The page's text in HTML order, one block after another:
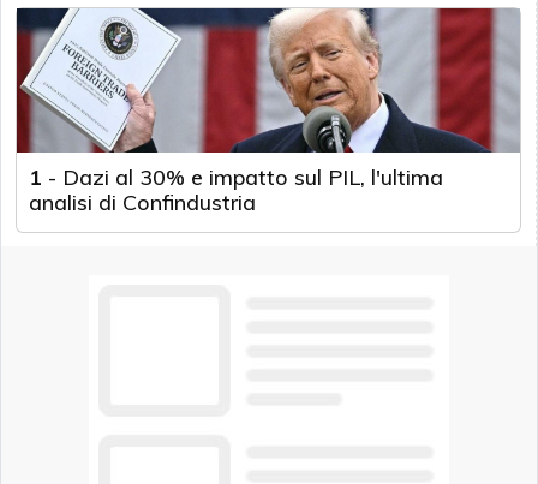
1 - Dazi al 30% e impatto sul PIL, l'ultima
analisi di Confindustria